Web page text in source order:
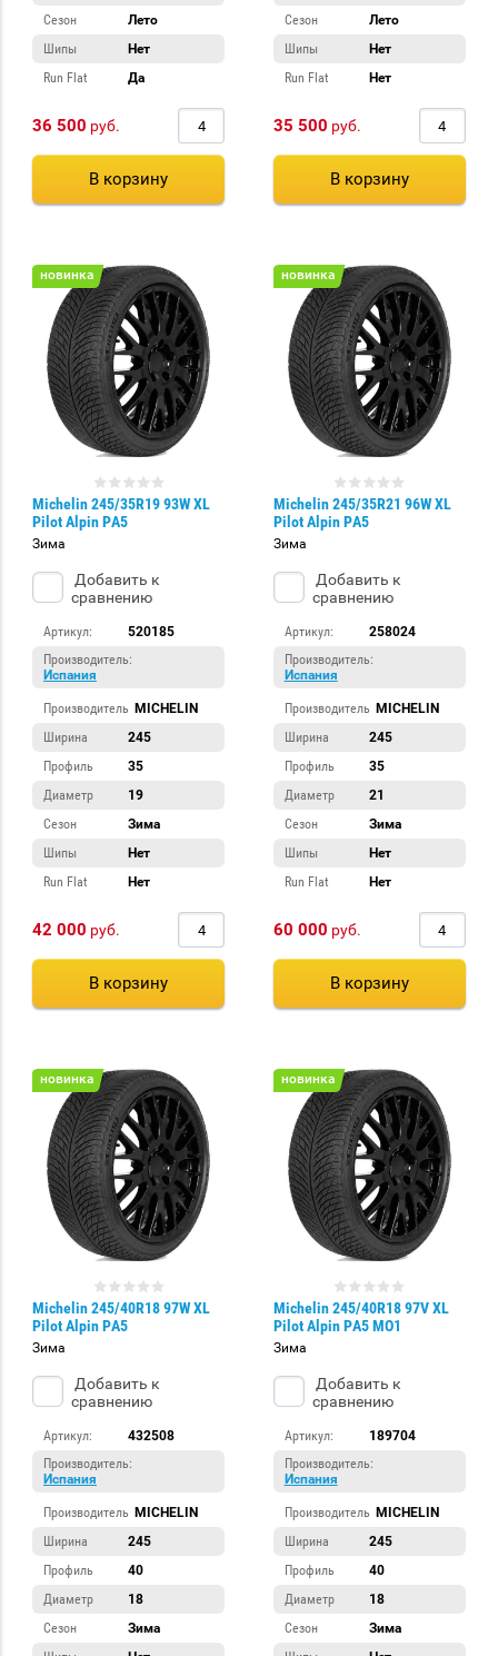
Сезон
Лето
Шипы
Нет
Run Flat
Да
36 500 руб.
В корзину
Сезон
Лето
Шипы
Нет
Run Flat
Нет
35 500 руб.
В корзину
новинка
Michelin 245/35R19 93W XL
Pilot Alpin PA5
Зима
Добавить к
сравнению
Артикул:
520185
Производитель:
Испания
Производитель MICHELIN
Ширина
245
Профиль
35
Диаметр
19
Сезон
Зима
Шипы
Нет
Run Flat
Нет
42 000 руб.
В корзину
новинка
Michelin 245/35R21 96W XL
Pilot Alpin PA5
Зима
Добавить к
сравнению
Артикул:
258024
Производитель:
Испания
Производитель MICHELIN
Ширина
245
Профиль
35
Диаметр
21
Сезон
Зима
Шипы
Нет
Run Flat
Нет
60 000 руб.
В корзину
новинка
Michelin 245/40R18 97W XL
Pilot Alpin PA5
Зима
Добавить к
сравнению
Артикул:
432508
Производитель:
Испания
Производитель MICHELIN
Ширина
245
Профиль
40
Диаметр
18
Сезон
Зима
новинка
Michelin 245/40R18 97V XL
Pilot Alpin PA5 MO1
Зима
Добавить к
сравнению
Артикул:
189704
Производитель:
Испания
Производитель MICHELIN
Ширина
245
Профиль
40
Диаметр
18
Сезон
Зима